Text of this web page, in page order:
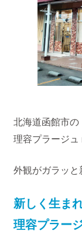
北海道函館市の
理容プラージュ
外観がガラッと
新しく生ま
理容プラー